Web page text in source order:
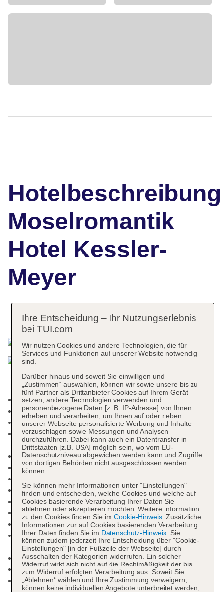
Moselromantik
Hotel Kessler-
Meyer
Das bietet Ihre Unterkunft
Nichtraucherhotel
Check-in Zeit ab 15:00 Uhr
Check-out Zeit bis 11:00 Uhr
Late Check-out: gegen Gebühr, Anfrage
notwendig
Rezeption: Sprachen: deutsch, englisch
Lift
Gartenanlage, Dachterrasse, Sonnenterrasse
Pools: 1
Pool: Indoor, im Wellnessbereich, Liegen
Whirlpool: Indoor, im Wellnessbereich, Liegen
Internet: WLAN/WiFi, im gesamten Hotel
(Anlage): ohne Gebühr
Wäscheservice: gegen Gebühr
Gepäckservice
Zahlungsarten: TUI Card / VISA, MasterCard, EC
Ihre Entscheidung – Ihr Nutzungserlebnis
bei TUI.com
Wir nutzen Cookies und andere Technologien, die für
Services und Funktionen auf unserer Website notwendig
sind.
Darüber hinaus und soweit Sie einwilligen und
„Zustimmen“ auswählen, können wir sowie unsere bis zu
fünf Partner als Drittanbieter Cookies auf Ihrem Gerät
setzen, andere Technologien verwenden und
personenbezogene Daten [z. B. IP-Adresse] von Ihnen
erheben und verarbeiten, um Ihnen auf oder neben
unserer Webseite personalisierte Werbung und Inhalte
vorzuschlagen sowie Messungen und Analysen
durchzuführen. Dabei kann auch ein Datentransfer in
Drittstaaten [z.B. USA] möglich sein, wo vom EU-
Datenschutzniveau abgewichen werden kann und Zugriffe
von dortigen Behörden nicht ausgeschlossen werden
können.
Sie können mehr Informationen unter "Einstellungen"
finden und entscheiden, welche Cookies und welche auf
Cookies basierende Verarbeitung Ihrer Daten Sie
ablehnen oder akzeptieren möchten. Weitere Information
zu den Cookies finden Sie im Cookie-Hinweis. Zusätzliche
Informationen zur auf Cookies basierenden Verarbeitung
Ihrer Daten finden Sie im Datenschutz-Hinweis. Sie
können zudem jederzeit Ihre Entscheidung über "Cookie-
Einstellungen" [in der Fußzeile der Webseite] durch
Ausschalten der Kategorien widerrufen. Ein solcher
Widerruf wirkt sich nicht auf die Rechtmäßigkeit der bis
zum Widerruf erfolgten Verarbeitung aus. Soweit Sie
„Ablehnen“ wählen und Ihre Zustimmung verweigern,
können keine individuellen Angebote unterbreitet werden,